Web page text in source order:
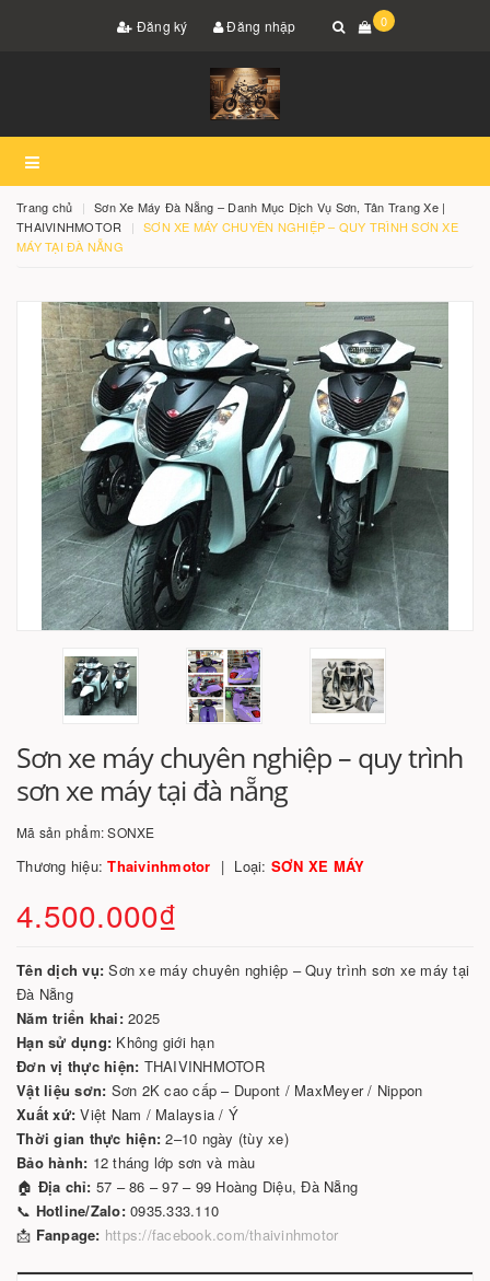
Đăng ký Đăng nhập 0
Trang chủ
Sơn Xe Máy Đà Nẵng – Danh Mục Dịch Vụ Sơn, Tân Trang Xe |
THAIVINHMOTOR
SƠN XE MÁY CHUYÊN NGHIỆP – QUY TRÌNH SƠN XE
MÁY TẠI ĐÀ NẴNG
Sơn xe máy chuyên nghiệp – quy trình
sơn xe máy tại đà nẵng
Mã sản phẩm:SONXE
Thương hiệu:Thaivinhmotor Loại: SƠN XE MÁY
4.500.000₫
Tên dịch vụ: Sơn xe máy chuyên nghiệp – Quy trình sơn xe máy tại
Đà Nẵng
Năm triển khai:2025
Hạn sử dụng: Không giới hạn
Đơn vị thực hiện: THAIVINHMOTOR
Vật liệu sơn: Sơn 2K cao cấp – Dupont / MaxMeyer / Nippon
Xuất xứ: Việt Nam / Malaysia / Ý
Thời gian thực hiện: 2–10 ngày (tùy xe)
Bảo hành: 12 tháng lớp sơn và màu
🏠 Địa chỉ: 57 – 86 – 97 – 99 Hoàng Diệu, Đà Nẵng
📞 Hotline/Zalo:0935.333.110
📩 Fanpage: https://facebook.com/thaivinhmotor